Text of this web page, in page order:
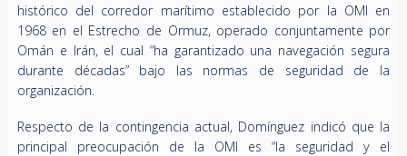
histórico del corredor marítimo establecido por la OMI en
1968 en el Estrecho de Ormuz, operado conjuntamente por
Omán e Irán, el cual “ha garantizado una navegación segura
durante décadas” bajo las normas de seguridad de la
organización.
Respecto de la contingencia actual, Domínguez indicó que la
principal preocupación de la OMI es “la seguridad y el